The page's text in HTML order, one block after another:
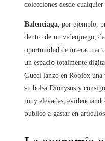
colecciones desde
Balenciaga, por ejemplo,
dentro de un videojuego,
oportunidad de interactuar
un espacio totalmente
Gucci lanzó en Roblox una
su bolsa Dionysus y
muy elevadas,
público a gastar en